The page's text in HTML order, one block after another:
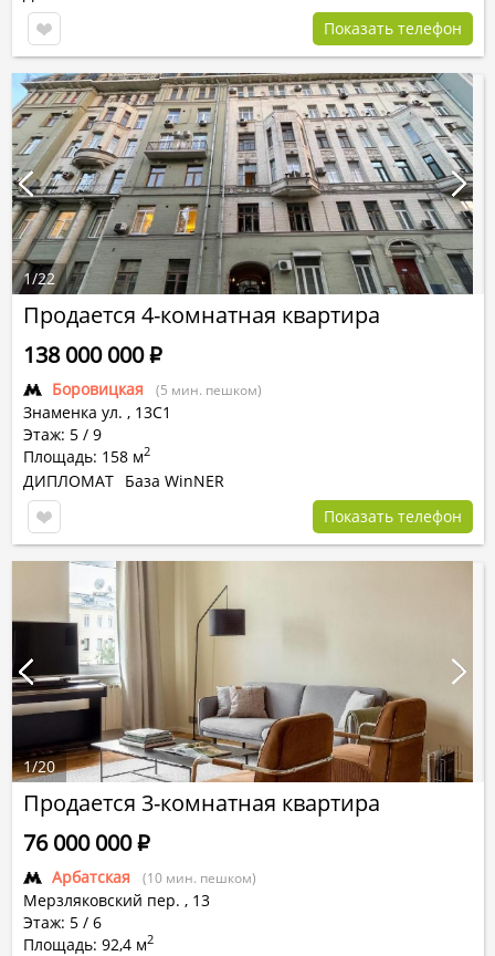
Показать телефон
Продается 4-комнатная квартира
Боровицкая (5 мин. пешком)
Знаменка ул. , 13С1
Этаж: 5 / 9
Площадь: 158 м2
138 000 000Р
ДИПЛОМАТ База WinNER
Показать телефон
1/22
Продается 3-комнатная квартира
Арбатская (10 мин. пешком)
Мерзляковский пер. , 13
Этаж: 5 / 6
Площадь: 92,4 м2
76 000 000Р
1/20